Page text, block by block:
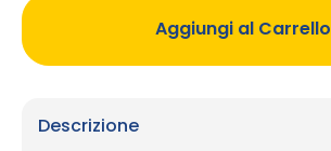
Aggiungi al Carrello
Descrizione